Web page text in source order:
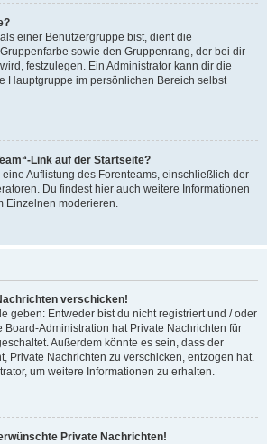
einer Benutzergruppe bist, dient die
sowie den Gruppenrang, der bei dir
festzulegen. Ein Administrator kann dir die
Hauptgruppe im persönlichen Bereich selbst
Link auf der Startseite?
Auflistung des Forenteams, einschließlich der
Du findest hier auch weitere Informationen
Einzelnen moderieren.
verschicken!
geben: Entweder bist du nicht registriert und / oder
Board-Administration hat Private Nachrichten für
Außerdem könnte es sein, dass der
Private Nachrichten zu verschicken, entzogen hat.
um weitere Informationen zu erhalten.
Private Nachrichten!